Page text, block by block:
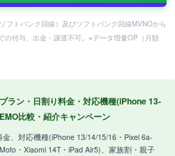
フトバンク回線）及びソフトバンク回線MVNOから
付与、出金・譲渡不可。※データ増量OP（月額
ラン・日割り料金・対応機種(iPhone 13-
比較・紹介キャンペーン
、対応機種(iPhone 13/14/15/16・Pixel 6a-
・Xiaomi 14T・iPad Air5)、家族割・親子